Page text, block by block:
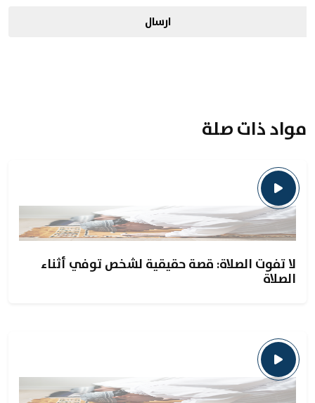
ارسال
مواد ذات صلة
لا تفوت الصلاة: قصة حقيقية لشخص توفي أثناء
الصلاة